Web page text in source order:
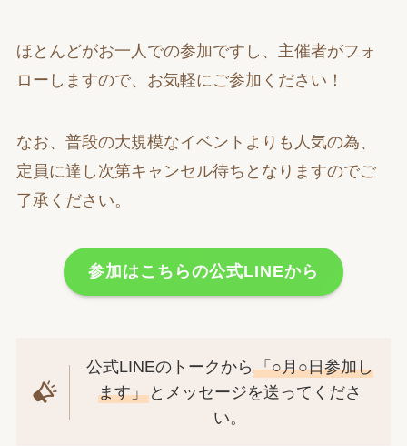
ほとんどがお一人での参加ですし、主催者がフォ
ローしますので、お気軽にご参加ください！
なお、普段の大規模なイベントよりも人気の為、
定員に達し次第キャンセル待ちとなりますのでご
了承ください。
参加はこちらの公式LINEから
公式LINEのトークから「○月○日参加し
ます」 とメッセージを送ってくださ
い。